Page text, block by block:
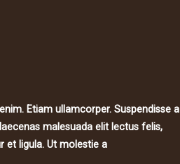
Etiam ullamcorper. Suspendisse a
malesuada elit lectus felis,
et ligula. Ut molestie a